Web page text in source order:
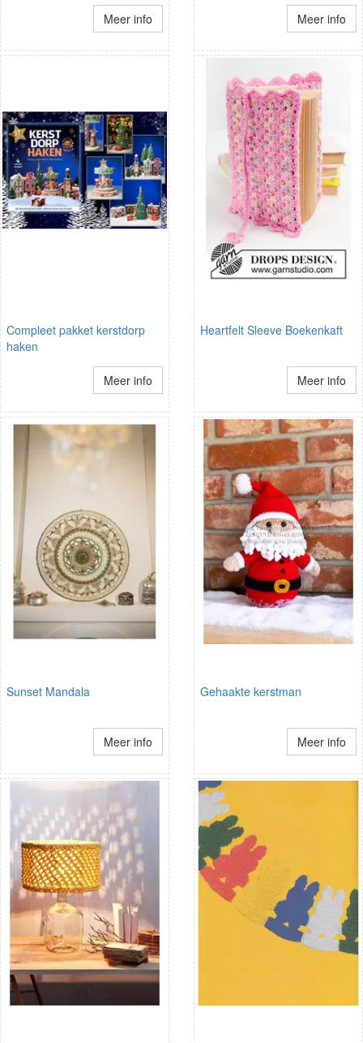
Meer info Meer info
Compleet pakket kerstdorp
haken
Meer info
Heartfelt Sleeve Boekenkaft
Meer info
Sunset Mandala
Meer info
Gehaakte kerstman
Meer info